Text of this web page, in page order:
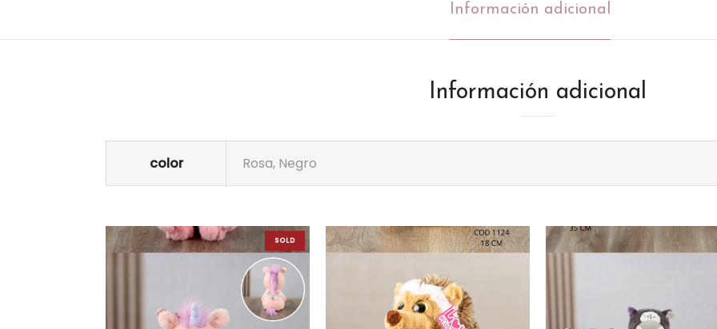
Información adicional
Información adicional
color Rosa, Negro
SOLD
OUT